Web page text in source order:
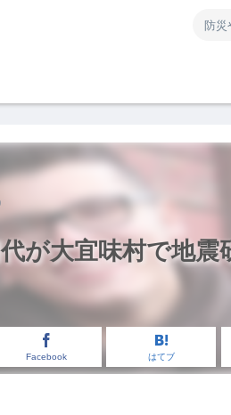
防災
が大宜味村で地震
Facebook はてブ